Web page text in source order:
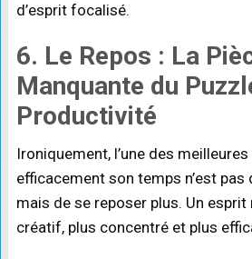
d’esprit focalisé.
6. Le Repos : La
Manquante du
Productivité
Ironiquement, l’une des
efficacement son temps n’est pas
mais de se reposer plus. Un
créatif, plus concentré et plus